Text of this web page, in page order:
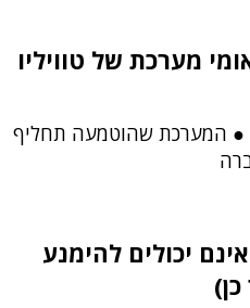
מערכת של טוויליו
● המערכת שהוטמעה תחליף
יכולים להימנע